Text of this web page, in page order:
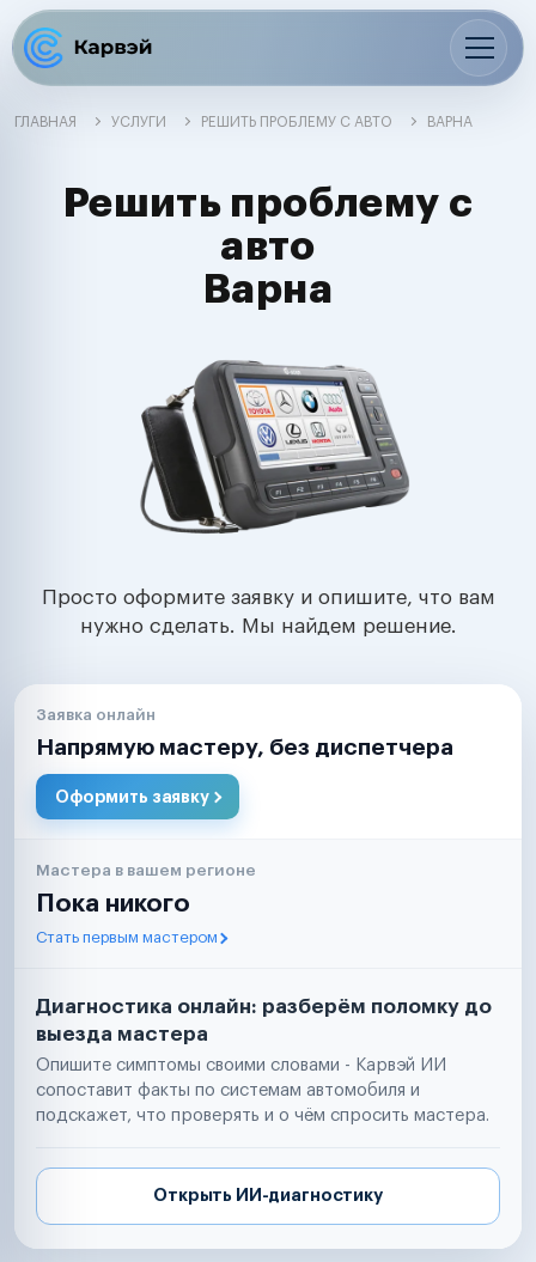
ГЛАВНАЯ УСЛУГИ РЕШИТЬ ПРОБЛЕМУ С АВТО ВАРНА
Решить проблему с
авто
Варна
Просто оформите заявку и опишите, что вам
нужно сделать. Мы найдем решение.
Заявка онлайн
Напрямую мастеру, без диспетчера
Оформить заявку
Мастера в вашем регионе
Пока никого
Стать первым мастером
Диагностика онлайн: разберём поломку до
выезда мастера
Опишите симптомы своими словами - Карвэй ИИ
сопоставит факты по системам автомобиля и
подскажет, что проверять и о чём спросить мастера.
Открыть ИИ-диагностику